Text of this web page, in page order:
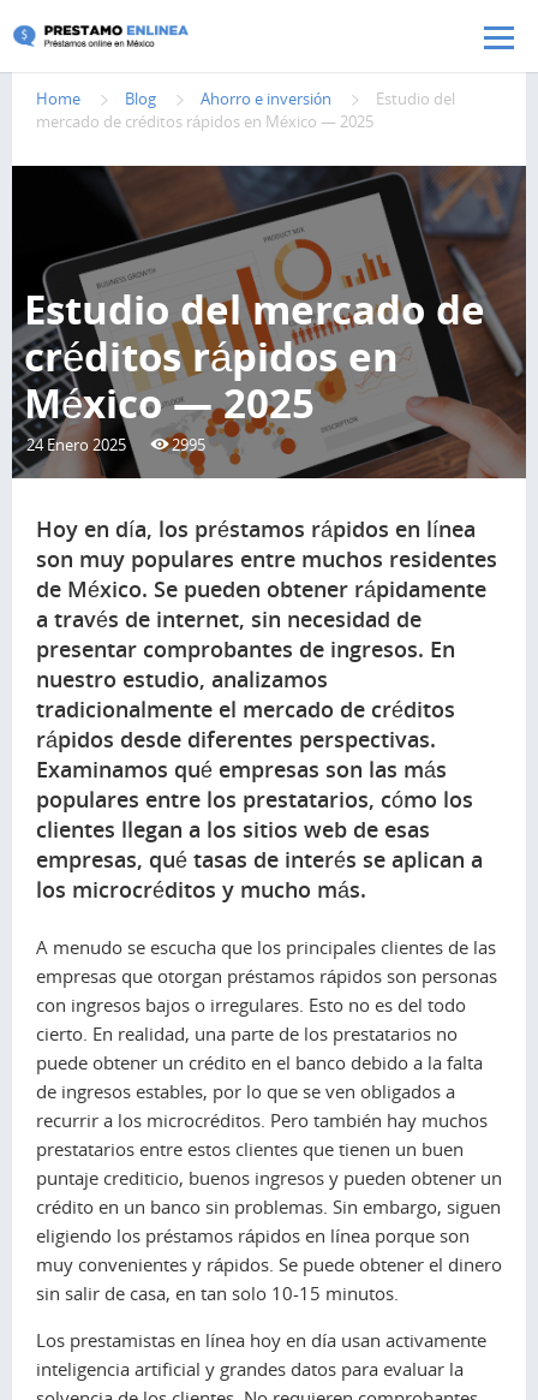
Pasar al contenido principal
Home Blog Ahorro e inversión
Estudio del
mercado de créditos rápidos en México — 2025
Estudio del mercado de
créditos rápidos en
México — 2025
24 Enero 2025 2995
Hoy en día, los préstamos rápidos en línea
son muy populares entre muchos residentes
de México. Se pueden obtener rápidamente
a través de internet, sin necesidad de
presentar comprobantes de ingresos. En
nuestro estudio, analizamos
tradicionalmente el mercado de créditos
rápidos desde diferentes perspectivas.
Examinamos qué empresas son las más
populares entre los prestatarios, cómo los
clientes llegan a los sitios web de esas
empresas, qué tasas de interés se aplican a
los microcréditos y mucho más.
A menudo se escucha que los principales clientes de las
empresas que otorgan préstamos rápidos son personas
con ingresos bajos o irregulares. Esto no es del todo
cierto. En realidad, una parte de los prestatarios no
puede obtener un crédito en el banco debido a la falta
de ingresos estables, por lo que se ven obligados a
recurrir a los microcréditos. Pero también hay muchos
prestatarios entre estos clientes que tienen un buen
puntaje crediticio, buenos ingresos y pueden obtener un
crédito en un banco sin problemas. Sin embargo, siguen
eligiendo los préstamos rápidos en línea porque son
muy convenientes y rápidos. Se puede obtener el dinero
sin salir de casa, en tan solo 10-15 minutos.
Los prestamistas en línea hoy en día usan activamente
inteligencia artificial y grandes datos para evaluar la